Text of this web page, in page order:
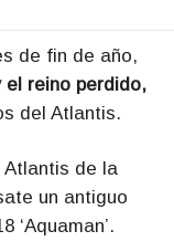
de fin de año,
el reino perdido,
del Atlantis.
Atlantis de la
un antiguo
‘Aquaman’.